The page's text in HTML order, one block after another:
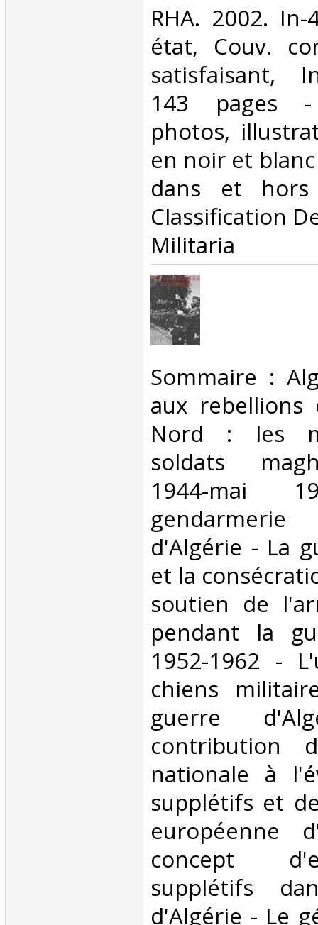
‎RHA. 2002.
état, Couv.
satisfaisant,
143 pages -
photos,
en noir et
dans et
Classification
Militaria‎
‎Sommaire :
aux
Nord : les
soldats
1944-mai
d'Algérie - La
et la
soutien de
pendant la
1952-1962 -
chiens
guerre
contribution
nationale à
supplétifs et
européenne
concept
supplétifs
d'Algérie - Le